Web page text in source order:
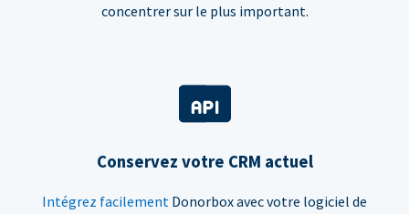
concentrer sur le plus important.
Conservez votre CRM actuel
Intégrez facilement Donorbox avec votre logiciel de